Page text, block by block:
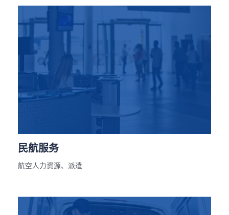
民航服务
航空人力资源、派遣